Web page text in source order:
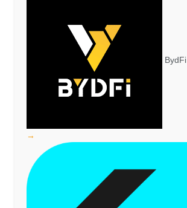
BydFi
→